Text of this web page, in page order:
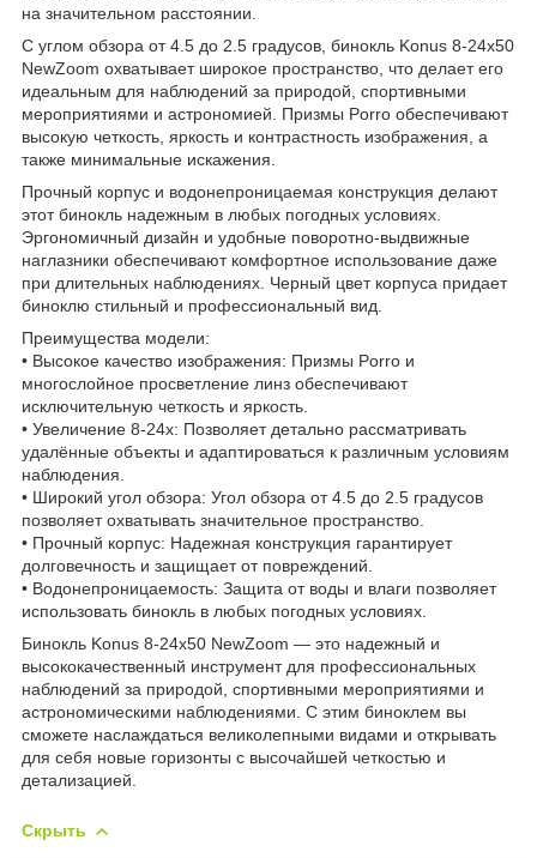
на значительном расстоянии.
С углом обзора от 4.5 до 2.5 градусов, бинокль Konus 8-24x50
NewZoom охватывает широкое пространство, что делает его
идеальным для наблюдений за природой, спортивными
мероприятиями и астрономией. Призмы Porro обеспечивают
высокую четкость, яркость и контрастность изображения, а
также минимальные искажения.
Прочный корпус и водонепроницаемая конструкция делают
этот бинокль надежным в любых погодных условиях.
Эргономичный дизайн и удобные поворотно-выдвижные
наглазники обеспечивают комфортное использование даже
при длительных наблюдениях. Черный цвет корпуса придает
биноклю стильный и профессиональный вид.
Преимущества модели:
• Высокое качество изображения: Призмы Porro и
многослойное просветление линз обеспечивают
исключительную четкость и яркость.
• Увеличение 8-24x: Позволяет детально рассматривать
удалённые объекты и адаптироваться к различным условиям
наблюдения.
• Широкий угол обзора: Угол обзора от 4.5 до 2.5 градусов
позволяет охватывать значительное пространство.
• Прочный корпус: Надежная конструкция гарантирует
долговечность и защищает от повреждений.
• Водонепроницаемость: Защита от воды и влаги позволяет
использовать бинокль в любых погодных условиях.
Бинокль Konus 8-24x50 NewZoom — это надежный и
высококачественный инструмент для профессиональных
наблюдений за природой, спортивными мероприятиями и
астрономическими наблюдениями. С этим биноклем вы
сможете наслаждаться великолепными видами и открывать
для себя новые горизонты с высочайшей четкостью и
детализацией.
Скрыть